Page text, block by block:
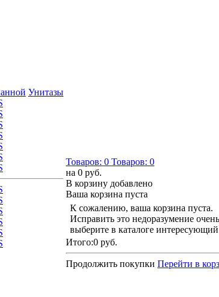
Унитазы
Товаров: 0 Товаров: 0
на 0 руб.
В корзину добавлено
Ваша корзина пуста
К сожалению, ваша корзина пуста.
Исправить это недоразумение
выберите в каталоге
Итого:0 руб.
Продолжить покупки Перейти в